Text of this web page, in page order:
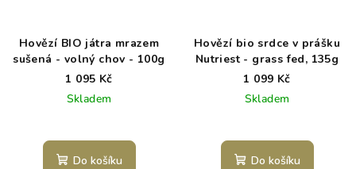
Hovězí BIO játra mrazem
sušená - volný chov - 100g
1 095 Kč
Skladem
Do košíku
Hovězí bio srdce v prášku
Nutriest - grass fed, 135g
1 099 Kč
Skladem
Do košíku